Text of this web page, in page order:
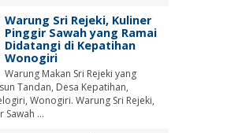
Warung Sri Rejeki, Kuliner
Pinggir Sawah yang Ramai
Didatangi di Kepatihan
Wonogiri
Warung Makan Sri Rejeki yang
Tandan, Desa Kepatihan,
Wonogiri. Warung Sri Rejeki,
Sawah ...